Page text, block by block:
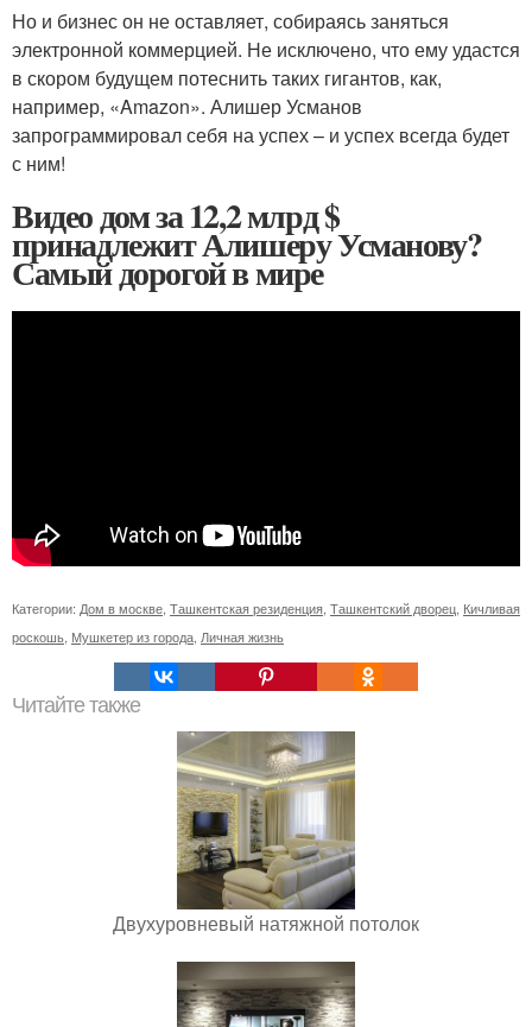
Но и бизнес он не оставляет, собираясь заняться
электронной коммерцией. Не исключено, что ему удастся
в скором будущем потеснить таких гигантов, как,
например, «Amazon». Алишер Усманов
запрограммировал себя на успех – и успех всегда будет
с ним!
Видео дом за 12,2 млрд $
принадлежит Алишеру Усманову?
Самый дорогой в мире
Категории: Дом в москве Ташкентская резиденция Ташкентский дворец Кичливая
роскошь Мушкетер из города Личная жизнь
Читайте также
Двухуровневый натяжной потолок